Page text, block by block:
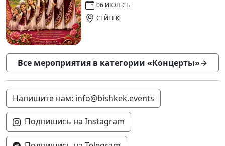
06 ИЮН СБ
СЕЙТЕК
Все мероприятия в категории «Концерты»→
Напишите нам: info@bishkek.events
Подпишись на Instagram